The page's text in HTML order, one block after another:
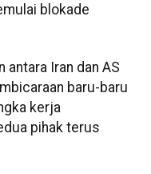
blokade
antara Iran dan AS
baru-baru
kerja
pihak terus